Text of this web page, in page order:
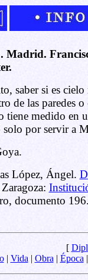
Madrid.
saber si es
de las paredes
tiene medido en
por servir a
López, Ángel.
documento
[
| Vida | Obra | Época